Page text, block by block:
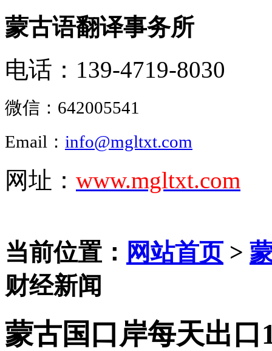
蒙古语翻译事务所
电话：139-4719-8030
微信： 642005541
Email： info@mgltxt.com
网址： www.mgltxt.com
当前位置： 网站首页>
财经新闻
蒙古国口岸每天出口